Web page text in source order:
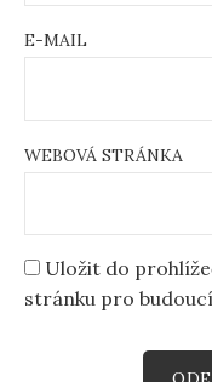
E-MAIL
WEBOVÁ STRÁNKA
Uložit do
stránku pro